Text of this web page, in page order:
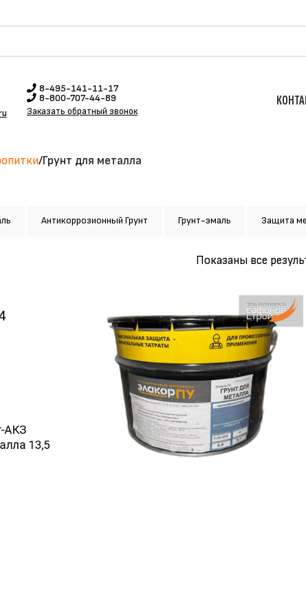
8-495-141-11-17
8-800-707-44-89
Заказать обратный звонок
Грунт для металла
Антикоррозионный Грунт Грунт-эмаль Защита
Показаны все